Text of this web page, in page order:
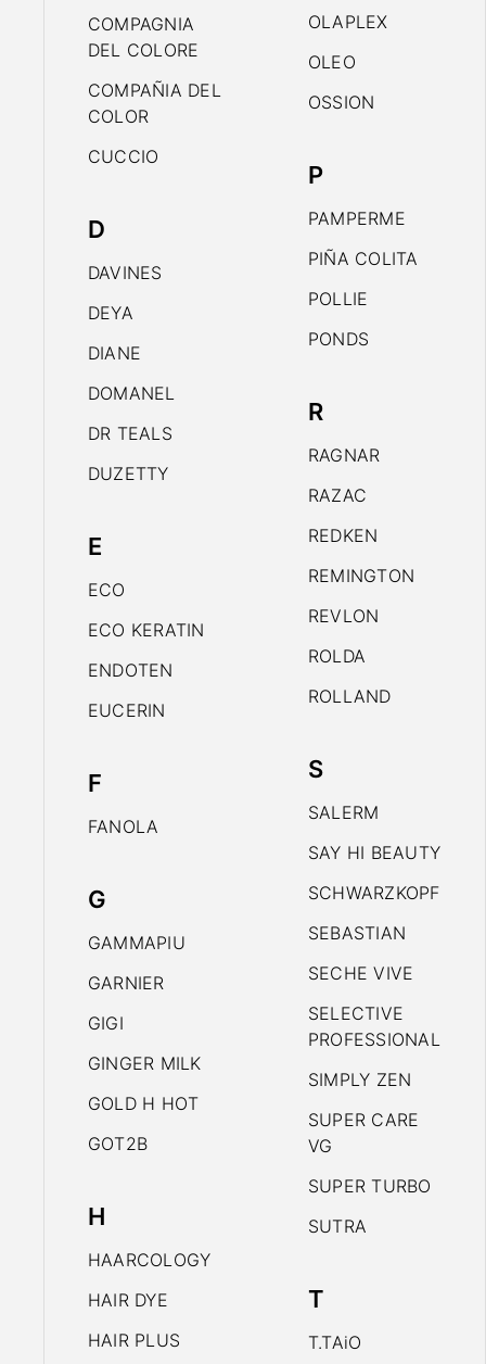
COMPAGNIA
DEL COLORE
COMPAÑIA DEL
COLOR
CUCCIO
D
DAVINES
DEYA
DIANE
DOMANEL
DR TEALS
DUZETTY
E
ECO
ECO KERATIN
ENDOTEN
EUCERIN
F
FANOLA
G
GAMMAPIU
GARNIER
GIGI
GINGER MILK
GOLD H HOT
GOT2B
H
HAARCOLOGY
HAIR DYE
HAIR PLUS
OLAPLEX
OLEO
OSSION
P
PAMPERME
PIÑA COLITA
POLLIE
PONDS
R
RAGNAR
RAZAC
REDKEN
REMINGTON
REVLON
ROLDA
ROLLAND
S
SALERM
SAY HI BEAUTY
SCHWARZKOPF
SEBASTIAN
SECHE VIVE
SELECTIVE
PROFESSIONAL
SIMPLY ZEN
SUPER CARE
VG
SUPER TURBO
SUTRA
T
T.TAiO